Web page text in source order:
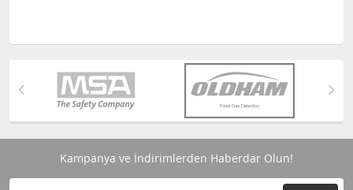
Kampanya ve İndirimlerden Haberdar Olun!